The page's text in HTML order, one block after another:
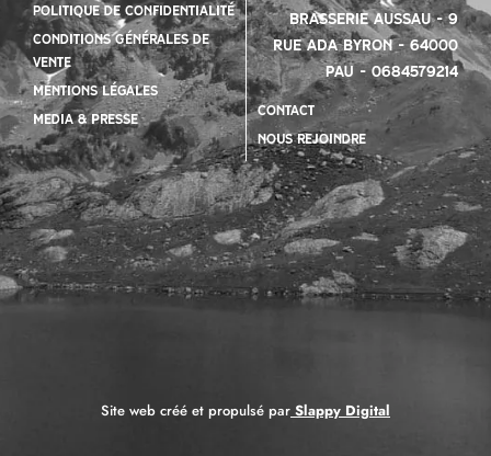
Politique de confidentialité
Conditions Générales de
vente
mentions légales
Media & presse
Brasserie Aussau – 9
Rue Ada Byron – 64000
PAU – 0684579214
contact
nous rejoindre
Site web créé et propulsé par Slappy Digital